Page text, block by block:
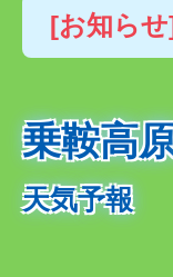
[お知ら
乗鞍高
天気予報